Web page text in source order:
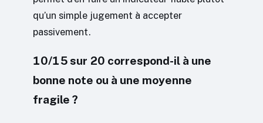
qu’un simple jugement à accepter
passivement.
10/15 sur 20 correspond-il à une
bonne note ou à une moyenne
fragile ?